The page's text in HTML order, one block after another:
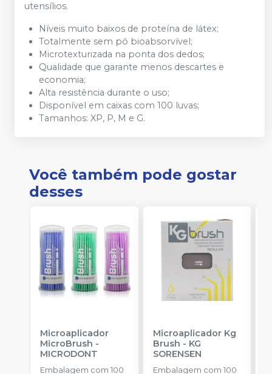
utensílios.
Níveis muito baixos de proteína de látex;
Totalmente sem pó bioabsorvível;
Microtexturizada na ponta dos dedos;
Qualidade que garante menos descartes e
economia;
Alta resistência durante o uso;
Disponível em caixas com 100 luvas;
Tamanhos: XP, P, M e G.
Você também pode gostar
desses
Microaplicador
MicroBrush -
MICRODONT
Embalagem com 100
Microaplicador Kg
Brush - KG
SORENSEN
Embalagem com 100